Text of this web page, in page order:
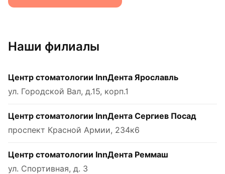
Наши филиалы
Центр стоматологии InnДента Ярославль
ул. Городской Вал, д.15, корп.1
Центр стоматологии InnДента Сергиев Посад
проспект Красной Армии, 234к6
Центр стоматологии InnДента Реммаш
ул. Спортивная, д. 3